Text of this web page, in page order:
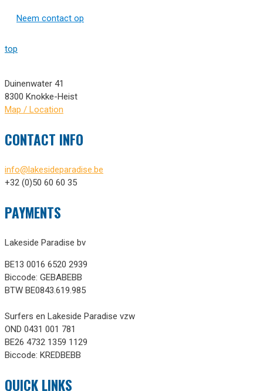
Neem contact op
top
Duinenwater 41
8300 Knokke-Heist
Map / Location
CONTACT INFO
info@lakesideparadise.be
+32 (0)50 60 60 35
PAYMENTS
Lakeside Paradise bv
BE13 0016 6520 2939
Biccode: GEBABEBB
BTW BE0843.619.985
Surfers en Lakeside Paradise vzw
OND 0431 001 781
BE26 4732 1359 1129
Biccode: KREDBEBB
QUICK LINKS